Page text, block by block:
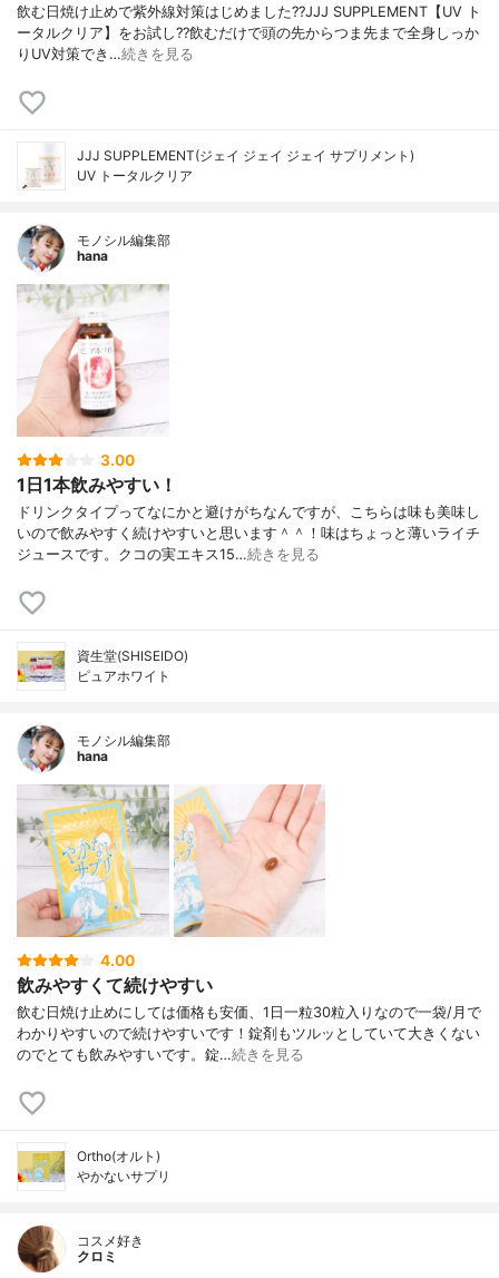
飲む日焼け止めで紫外線対策はじめました??JJJ SUPPLEMENT【UV ト
ータルクリア】をお試し??飲むだけで頭の先からつま先まで全身しっか
りUV対策でき…続きを見る
JJJ SUPPLEMENT(ジェイ ジェイ ジェイ サプリメント)
UV トータルクリア
モノシル編集部
hana
3.00
1日1本飲みやすい！
ドリンクタイプってなにかと避けがちなんですが、こちらは味も美味し
いので飲みやすく続けやすいと思います＾＾！味はちょっと薄いライチ
ジュースです。クコの実エキス15…続きを見る
資生堂(SHISEIDO)
ピュアホワイト
モノシル編集部
hana
4.00
飲みやすくて続けやすい
飲む日焼け止めにしては価格も安価、1日一粒30粒入りなので一袋/月で
わかりやすいので続けやすいです！錠剤もツルッとしていて大きくない
のでとても飲みやすいです。錠…続きを見る
Ortho(オルト)
やかないサプリ
コスメ好き
クロミ